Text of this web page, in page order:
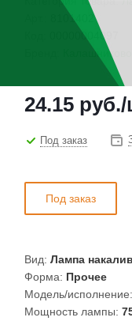
8101402
00000004097
24.15 руб./
Под заказ
Под заказ
Вид: Лампа
Форма: Прочее
Модель/исполнение:
Мощность лампы: